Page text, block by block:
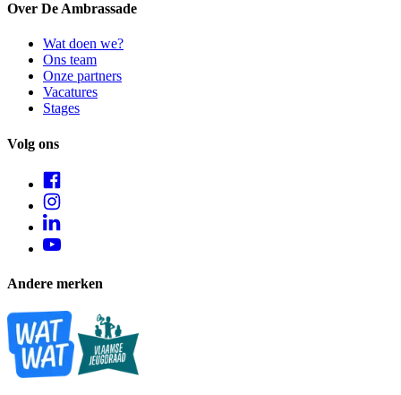
Over De Ambrassade
Wat doen we?
Ons team
Onze partners
Vacatures
Stages
Volg ons
Andere merken